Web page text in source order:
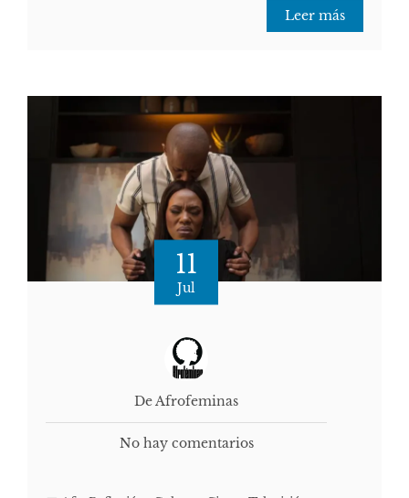
Leer más
11
Jul
De Afrofeminas
No hay comentarios